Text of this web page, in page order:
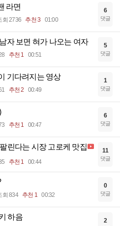
라면
회 2736 추천 3 01:00
6
댓글
자 보면 혀가 나오는 여자
추천 1 00:51
5
댓글
기다려지는 영상
추천 2 00:49
1
댓글
추천 1 00:47
6
댓글
린다는 시장 고로케 맛집
추천 1 00:44
11
댓글
회 834 추천 1 00:32
0
댓글
하음 2